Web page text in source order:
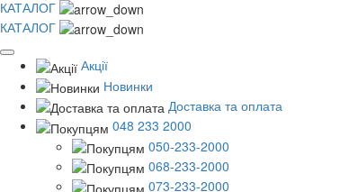
КАТАЛОГ
КАТАЛОГ
Акції
Новинки
Доставка та оплата
048 233 2000
050-233-2000
068-233-2000
073-233-2000